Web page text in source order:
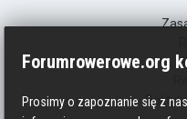
Forumrowerowe.org
Prosimy o zapoznanie się z